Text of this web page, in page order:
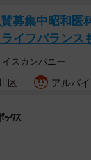
募集中昭和医
ライフバランス
スカンパニー
区 アルバ